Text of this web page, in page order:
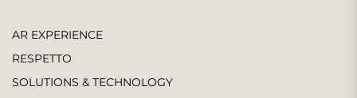
AR EXPERIENCE
RESPETTO
SOLUTIONS & TECHNOLOGY